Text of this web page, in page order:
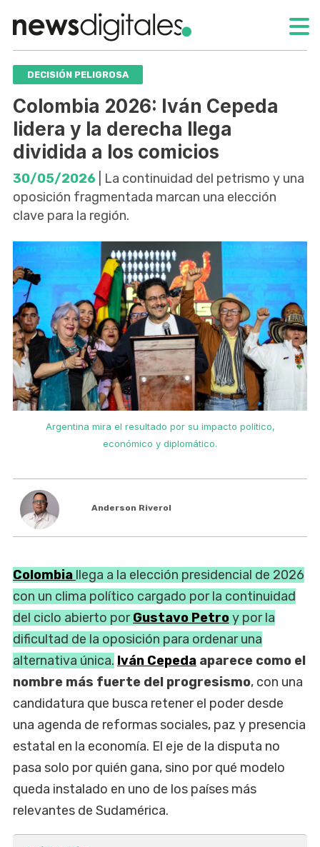
DECISIÓN PELIGROSA
Colombia 2026: Iván Cepeda
lidera y la derecha llega
dividida a los comicios
30/05/2026 | La continuidad del petrismo y una
oposición fragmentada marcan una elección
clave para la región.
Argentina mira el resultado por su impacto político,
económico y diplomático.
Anderson Riverol
Colombia llega a la elección presidencial de 2026
con un clima político cargado por la continuidad
del ciclo abierto porGustavo Petroy por la
dificultad de la oposición para ordenar una
alternativa única. Iván Cepeda aparece como el
nombre más fuerte del progresismo, con una
candidatura que busca retener el poder desde
una agenda de reformas sociales, paz y presencia
estatal en la economía. El eje de la disputa no
pasa solo por quién gana, sino por qué modelo
queda instalado en uno de los países más
relevantes de Sudamérica.